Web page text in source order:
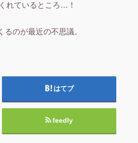
れているところ…！
のが最近の不思議。
はてブ
feedly